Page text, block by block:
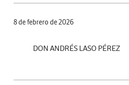
8 de febrero de 2026
DON ANDRÉS LASO PÉREZ